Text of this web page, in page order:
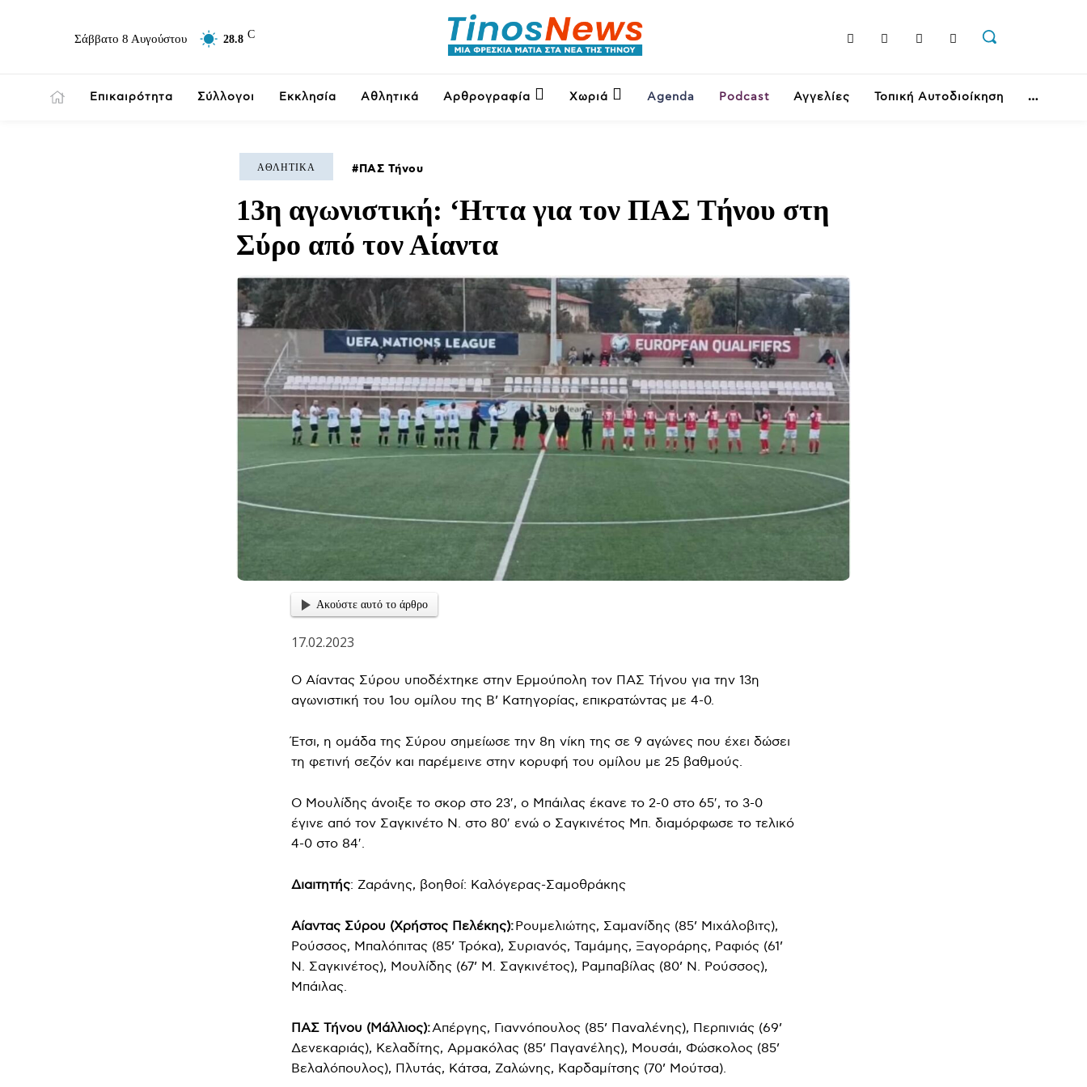
Σάββατο 8 Αυγούστου 28.8 C
Επικαιρότητα Σύλλογοι Εκκλησία Αθλητικά Αρθρογραφία Χωριά Agenda Podcast Αγγελίες Τοπική Αυτοδιοίκηση
ΑΘΛΗΤΙΚΆ ΠΑΣ Τήνου
13η αγωνιστική: ‘Ηττα για τον ΠΑΣ Τήνου στη
Σύρο από τον Αίαντα
Ακούστε αυτό το άρθρο
17.02.2023
Ο Αίαντας Σύρου υποδέχτηκε στην Ερμούπολη τον ΠΑΣ Τήνου για την 13η
αγωνιστική του 1ου ομίλου της Β’ Κατηγορίας, επικρατώντας με 4-0.
Έτσι, η ομάδα της Σύρου σημείωσε την 8η νίκη της σε 9 αγώνες που έχει δώσει
τη φετινή σεζόν και παρέμεινε στην κορυφή του ομίλου με 25 βαθμούς.
Ο Μουλίδης άνοιξε το σκορ στο 23′, ο Μπάιλας έκανε το 2-0 στο 65′, το 3-0
έγινε από τον Σαγκινέτο Ν. στο 80′ ενώ ο Σαγκινέτος Μπ. διαμόρφωσε το τελικό
4-0 στο 84′.
Διαιτητής: Ζαράνης, βοηθοί: Καλόγερας-Σαμοθράκης
Αίαντας Σύρου (Χρήστος Πελέκης):Ρουμελιώτης, Σαμανίδης (85’ Μιχάλοβιτς),
Ρούσσος, Μπαλόπιτας (85’ Τρόκα), Συριανός, Ταμάμης, Ξαγοράρης, Ραφιός (61’
Ν. Σαγκινέτος), Μουλίδης (67’ Μ. Σαγκινέτος), Ραμπαβίλας (80’ Ν. Ρούσσος),
Μπάιλας.
ΠΑΣ Τήνου (Μάλλιος):Απέργης, Γιαννόπουλος (85’ Παναλένης), Περπινιάς (69’
Δενεκαριάς), Κελαδίτης, Αρμακόλας (85’ Παγανέλης), Μουσάι, Φώσκολος (85’
Βελαλόπουλος), Πλυτάς, Κάτσα, Ζαλώνης, Καρδαμίτσης (70’ Μούτσα).